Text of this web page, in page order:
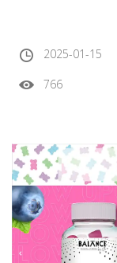
2025-01-15
766